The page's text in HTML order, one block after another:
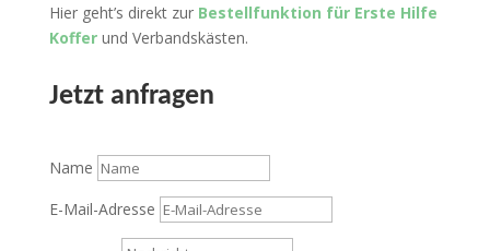
Hier geht’s direkt zur Bestellfunktion für Erste Hilfe
Kofferund Verbandskästen.
Jetzt anfragen
Name
E-Mail-Adresse